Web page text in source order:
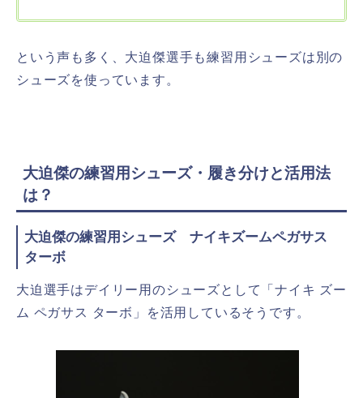
という声も多く、大迫傑選手も練習用シューズは別の
シューズを使っています。
大迫傑の練習用シューズ・履き分けと活用法
は？
大迫傑の練習用シューズ ナイキズームペガサス
ターボ
大迫選手はデイリー用のシューズとして「ナイキ ズー
ム ペガサス ターボ」を活用しているそうです。